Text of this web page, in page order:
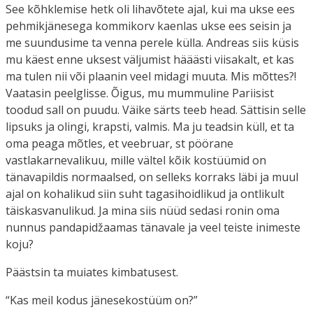
See kõhklemise hetk oli lihavõtete ajal, kui ma ukse ees
pehmikjänesega kommikorv kaenlas ukse ees seisin ja
me suundusime ta venna perele külla. Andreas siis küsis
mu käest enne uksest väljumist hääästi viisakalt, et kas
ma tulen nii või plaanin veel midagi muuta. Mis mõttes?!
Vaatasin peelglisse. Õigus, mu mummuline Pariisist
toodud sall on puudu. Väike särts teeb head. Sättisin selle
lipsuks ja olingi, krapsti, valmis. Ma ju teadsin küll, et ta
oma peaga mõtles, et veebruar, st pöörane
vastlakarnevalikuu, mille vältel kõik kostüümid on
tänavapildis normaalsed, on selleks korraks läbi ja muul
ajal on kohalikud siin suht tagasihoidlikud ja ontlikult
täiskasvanulikud. Ja mina siis nüüd sedasi ronin oma
nunnus pandapidžaamas tänavale ja veel teiste inimeste
koju?
Päästsin ta muiates kimbatusest.
“Kas meil kodus jänesekostüüm on?”